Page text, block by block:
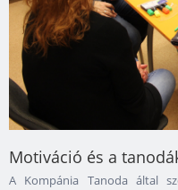
Motiváció és a
A Kompánia Tanoda által